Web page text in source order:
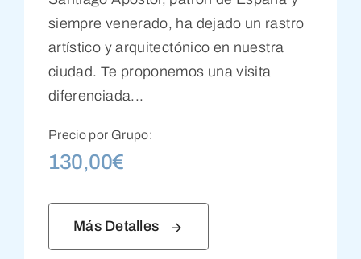
siempre venerado, ha dejado un rastro
artístico y arquitectónico en nuestra
ciudad. Te proponemos una visita
diferenciada...
Precio por Grupo:
130,00€
Más Detalles